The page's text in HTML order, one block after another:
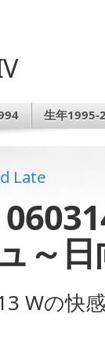
生年1995-
Late
～
Wの快